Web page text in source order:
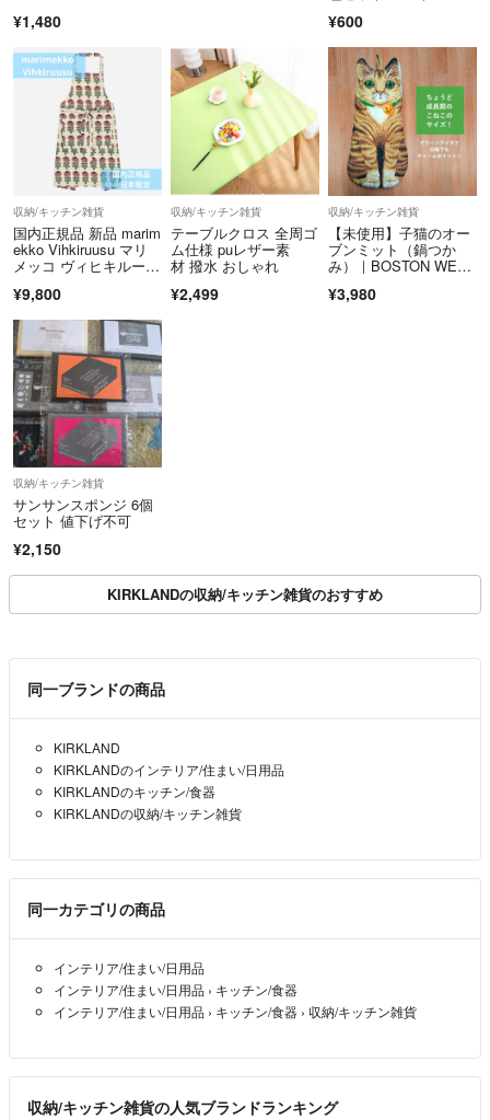
¥1,480 ¥600
収納/キッチン雑貨
国内正規品 新品 marim
ekko Vihkiruusu マリ
メッコ ヴィヒキルー
ンク 日本限定
¥9,800
収納/キッチン雑貨
テーブルクロス 全周ゴ
ム仕様 puレザー素
材 撥水 おしゃれ
¥2,499
収納/キッチン雑貨
【未使用】子猫のオー
ブンミット（鍋つか
み）｜BOSTON WER
¥3,980
収納/キッチン雑貨
サンサンスポンジ 6個
セット 値下げ不可
¥2,150
KIRKLANDの収納/キッチン雑貨のおすすめ
同一ブランドの商品
KIRKLAND
KIRKLANDのインテリア/住まい/日用品
KIRKLANDのキッチン/食器
KIRKLANDの収納/キッチン雑貨
同一カテゴリの商品
インテリア/住まい/日用品
インテリア/住まい/日用品 › キッチン/食器
インテリア/住まい/日用品 › キッチン/食器 › 収納/キッチン雑貨
収納/キッチン雑貨の人気ブランドランキング